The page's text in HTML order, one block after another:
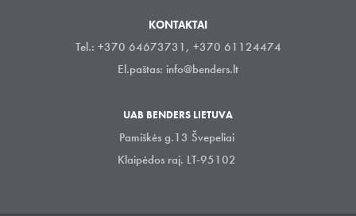
KONTAKTAI
Tel.: +370 64673731, +370 61124474
El.paštas: info@benders.lt
UAB BENDERS LIETUVA
Pamiškės g.13 Švepeliai
Klaipėdos raj. LT-95102